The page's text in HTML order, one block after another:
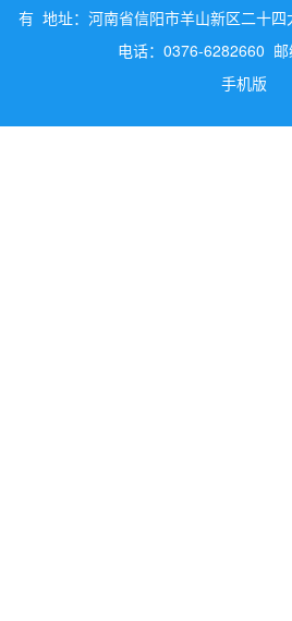
有 地址：河南省信阳市羊山新区二十
电话：0376-6282660
手机版